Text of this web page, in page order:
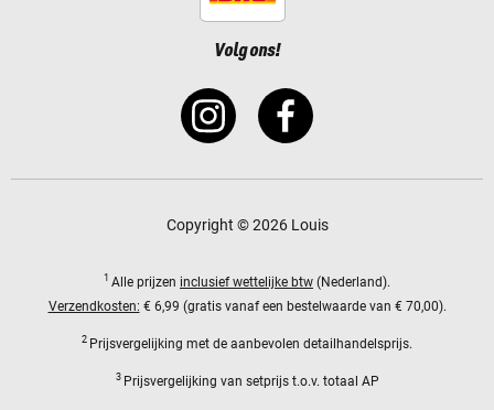
Volg ons!
Copyright © 2026 Louis
1 Alle prijzen inclusief wettelijke btw (Nederland).
Verzendkosten: € 6,99 (gratis vanaf een bestelwaarde van € 70,00).
2 Prijsvergelijking met de aanbevolen detailhandelsprijs.
3 Prijsvergelijking van setprijs t.o.v. totaal AP